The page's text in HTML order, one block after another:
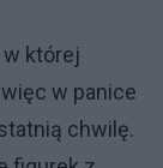
w której
w panice
chwilę.